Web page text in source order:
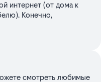
интернет (от дома к
Конечно,
смотреть любимые